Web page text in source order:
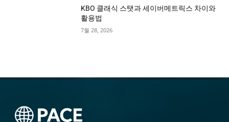
KBO 클래식 스탯과 세이버메트릭스 차이와
활용법
7월 28, 2026